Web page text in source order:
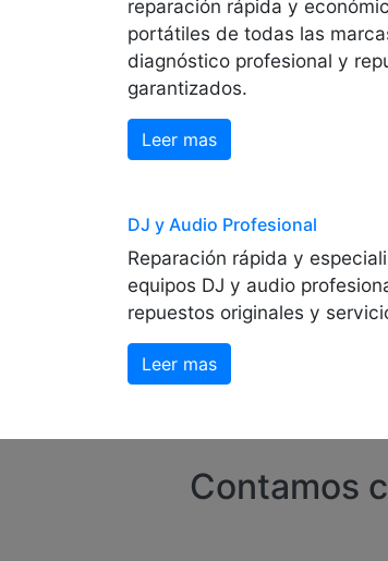
reparación rápida y
portátiles de todas las
diagnóstico profesional y
garantizados.
Leer mas
DJ y Audio Profesional
Reparación rápida y
equipos DJ y audio
repuestos originales y
Leer mas
Contamos